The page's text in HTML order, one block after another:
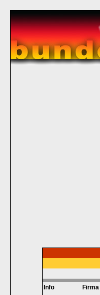
Info
Firma